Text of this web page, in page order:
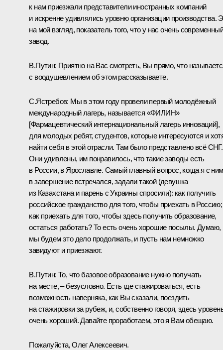
к нам приезжали представители иностранных компаний
и искренне удивлялись уровню организации производства.
на мой взгляд, показатель того, что у нас очень современный
завод.
В.Путин: Приятно на Вас смотреть, Вы прямо, что
с воодушевлением об этом рассказываете.
С.Ястребов: Мы в этом году провели первый молодёжный
международный лагерь, называется «ФИЛИН»
[Фармацевтический интернациональный лагерь инноваций],
для молодых ребят, студентов, которые интересуются и
найти себя в этой отрасли. Там было представлено всё СНГ.
Они удивлены, им понравилось, что такие заводы есть
в России, в Ярославле. Самый главный вопрос, когда я с
в завершение встречался, задали такой (девушка
из Казахстана и парень с Украины спросили): как получить
российское гражданство для того, чтобы приехать в Россию;
как приехать для того, чтобы здесь получить образование,
остаться работать? То есть очень хорошие посылы. Думаю,
мы будем это дело продолжать, и пусть нам немножко
завидуют и приезжают.
В.Путин: То, что базовое образование нужно получать
на месте, – безусловно. Есть где стажироваться, есть
возможность наверняка, как Вы сказали, поездить
на стажировки за рубеж, и, собственно говоря, здесь
очень хороший. Давайте проработаем, это я Вам обещаю.
Пожалуйста, Олег Алексеевич.